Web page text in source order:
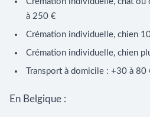
à 250 €
Crémation individuelle, chien
Crémation individuelle, chien
Transport à domicile : +30 à 80
En Belgique :